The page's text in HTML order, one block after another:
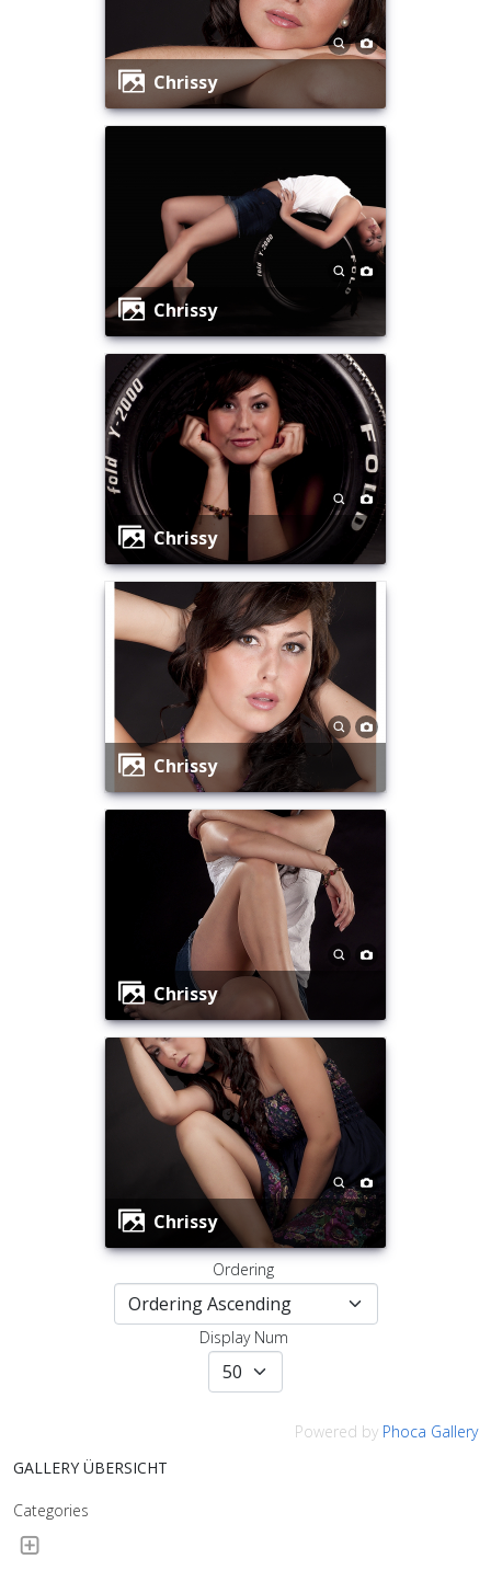
Chrissy
Chrissy
Chrissy
Chrissy
Chrissy
Chrissy
Ordering
Display Num
Powered by Phoca Gallery
GALLERY ÜBERSICHT
Categories